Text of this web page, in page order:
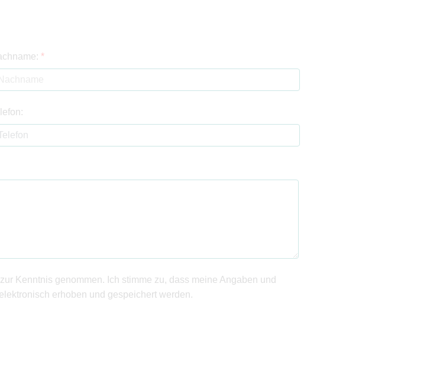
*
zur Kenntnis genommen. Ich stimme zu, dass meine Angaben und
erhoben und gespeichert werden.